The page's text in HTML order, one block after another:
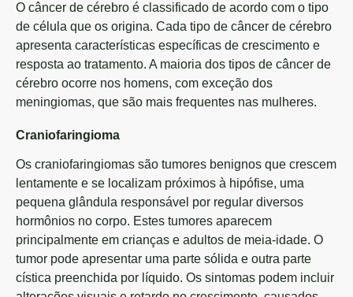
O câncer de cérebro é classificado de acordo com o tipo
de célula que os origina. Cada tipo de câncer de cérebro
apresenta características específicas de crescimento e
resposta ao tratamento. A maioria dos tipos de câncer de
cérebro ocorre nos homens, com exceção dos
meningiomas, que são mais frequentes nas mulheres.
Craniofaringioma
Os craniofaringiomas são tumores benignos que crescem
lentamente e se localizam próximos à hipófise, uma
pequena glândula responsável por regular diversos
hormônios no corpo. Estes tumores aparecem
principalmente em crianças e adultos de meia-idade. O
tumor pode apresentar uma parte sólida e outra parte
cística preenchida por líquido. Os sintomas podem incluir